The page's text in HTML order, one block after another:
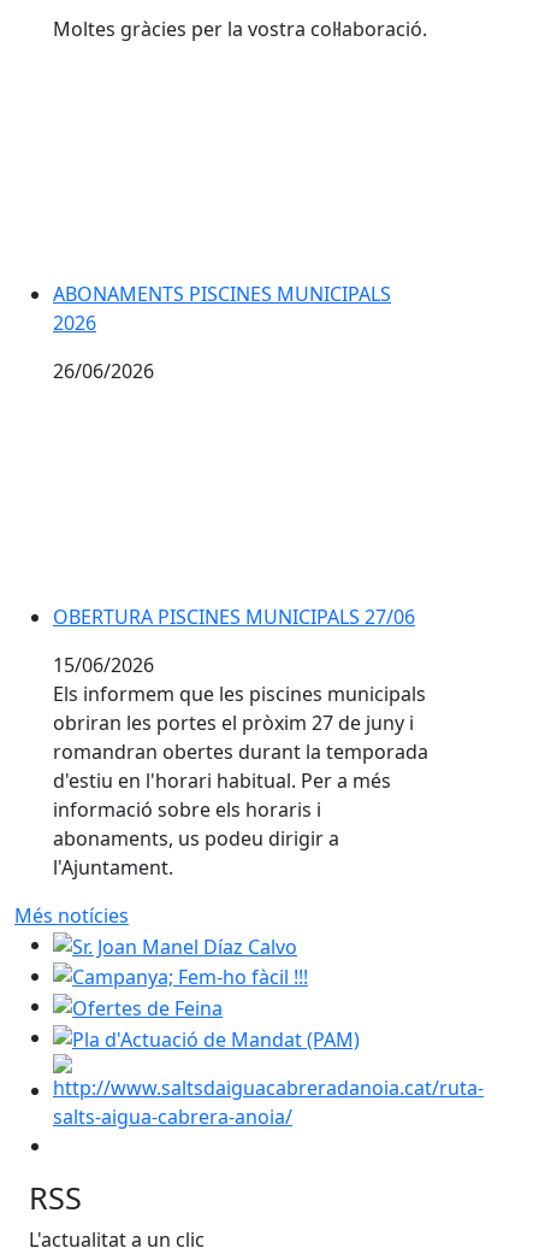
Moltes gràcies per la vostra col·laboració.
ABONAMENTS PISCINES MUNICIPALS
2026
26/06/2026
OBERTURA PISCINES MUNICIPALS 27/06
15/06/2026
Els informem que les piscines municipals
obriran les portes el pròxim 27 de juny i
romandran obertes durant la temporada
d'estiu en l'horari habitual. Per a més
informació sobre els horaris i
abonaments, us podeu dirigir a
l'Ajuntament.
Més notícies
Sr. Joan Manel Díaz Calvo
Campanya; Fem-ho fàcil !!!
Ofertes de Feina
Pla d'Actuació de Mandat (PAM)
http://www.saltsdaiguacabreradanoia.cat/ruta-salts-
RSS
L'actualitat a un clic